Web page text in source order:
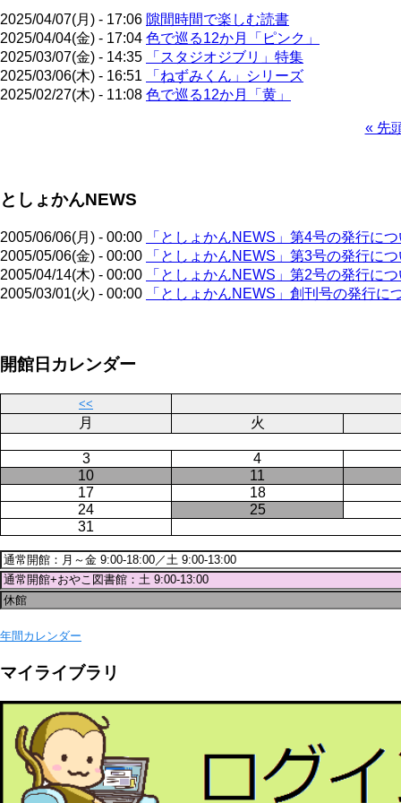
2025/04/07(月) - 17:06 隙間時間で楽しむ読書
2025/04/04(金) - 17:04 色で巡る12か月「ピンク」
2025/03/07(金) - 14:35
「スタジオジブリ」特集
2025/03/06(木) - 16:51
「ねずみくん」シリーズ
2025/02/27(木) - 11:08 色で巡る12か月「黄」
送
先
« 先
としょかんNEWS
2005/06/06(月) - 00:00
「としょかんNEWS」第4号の発行に
2005/05/06(金) - 00:00
「としょかんNEWS」第3号の発行に
2005/04/14(木) - 00:00
「としょかんNEWS」第2号の発行に
2005/03/01(火) - 00:00
「としょかんNEWS」創刊号の発行に
ー
開館日カレンダー
<<
月 火
3
4
10
11
17
18
24
25
31
年間カレンダー
マイライブラリ